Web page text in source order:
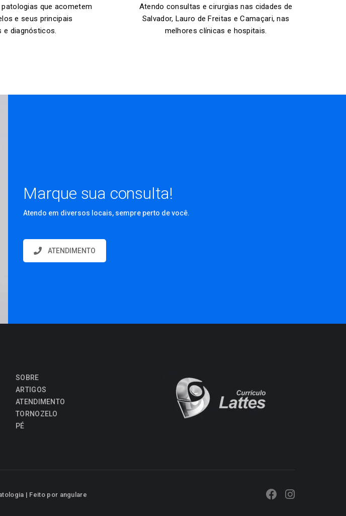
que acometem
e seus principais
e diagnósticos.
Atendo consultas e cirurgias nas cidades de
Salvador, Lauro de Freitas e Camaçari, nas
melhores clínicas e hospitais.
Marque sua consulta!
Atendo em diversos locais, sempre perto de você.
ATENDIMENTO
SOBRE
ARTIGOS
ATENDIMENTO
TORNOZELO
PÉ
| Feito por angulare